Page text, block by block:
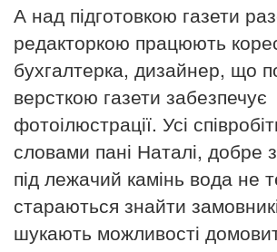
А над підготовкою газети
редакторкою працюють
бухгалтерка, дизайнер, що
версткою газети забезпечує
фотоілюстрації. Усі
словами пані Наталі, добре
під лежачий камінь вода не
стараються знайти
шукають можливості